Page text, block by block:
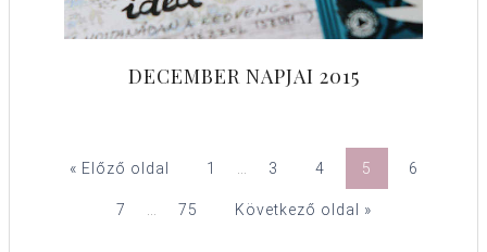
DECEMBER NAPJAI 2015
« Előző oldal 1 3 4 5 6
7 75 Következő oldal »